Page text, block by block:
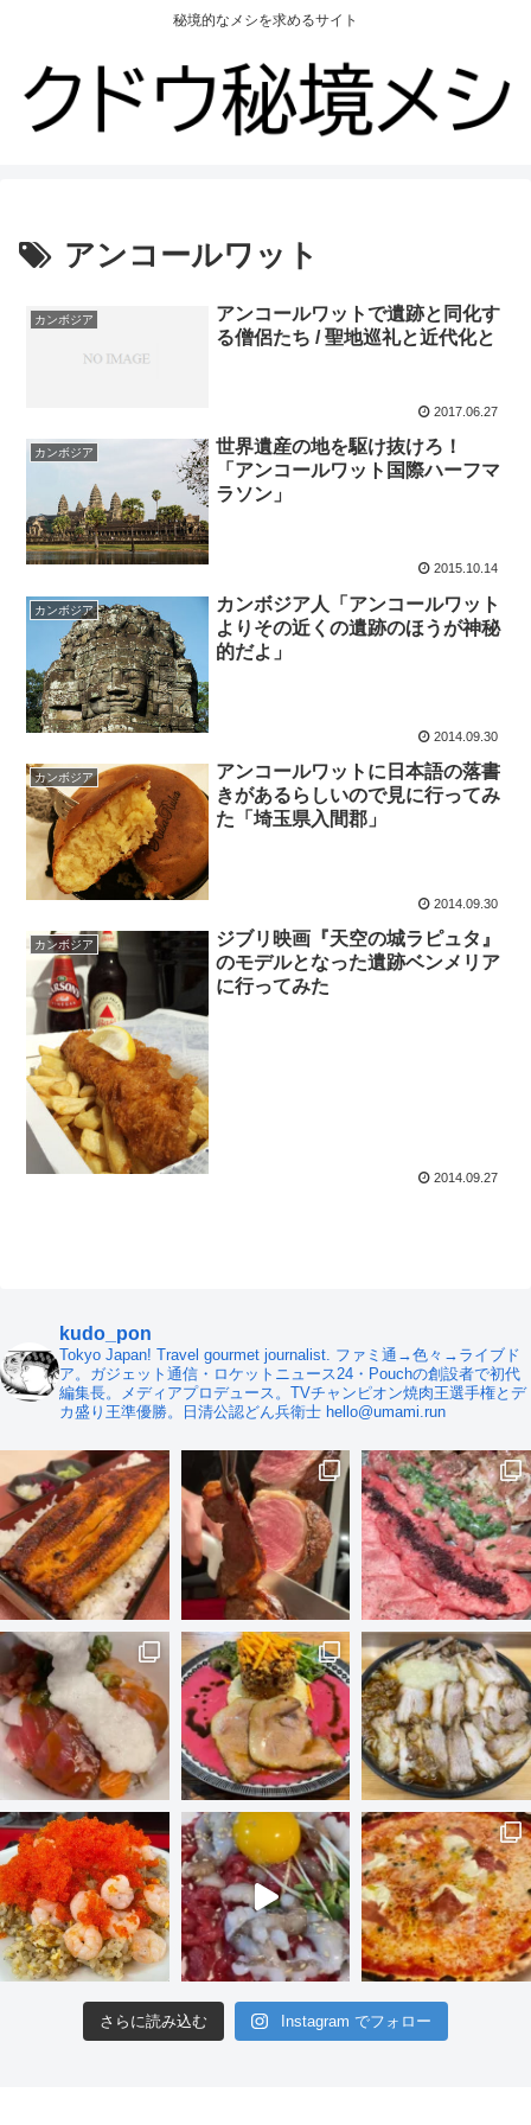
秘境的なメシを求めるサイト
アンコールワット
カンボジア
アンコールワットで遺跡と同化す
る僧侶たち / 聖地巡礼と近代化と
2017.06.27
カンボジア
世界遺産の地を駆け抜けろ！
「アンコールワット国際ハーフマ
ラソン」
2015.10.14
カンボジア
カンボジア人「アンコールワット
よりその近くの遺跡のほうが神秘
的だよ」
2014.09.30
カンボジア
アンコールワットに日本語の落書
きがあるらしいので見に行ってみ
た「埼玉県入間郡」
2014.09.30
カンボジア
ジブリ映画『天空の城ラピュタ』
のモデルとなった遺跡ベンメリア
に行ってみた
2014.09.27
kudo_pon
Tokyo Japan! Travel gourmet journalist. ファミ通→色々→ライブド
ア。ガジェット通信・ロケットニュース24・Pouchの創設者で初代
編集長。メディアプロデュース。TVチャンピオン焼肉王選手権とデ
カ盛り王準優勝。日清公認どん兵衛士 hello@umami.run
さらに読み込む Instagram でフォロー